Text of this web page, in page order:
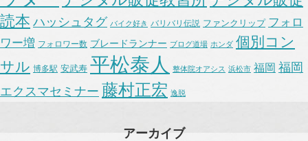
読本 ハッシュタグ バイク好き バリバリ伝説 ファンクリップ フォロ
ワー増 フォロワー数 ブレードランナー ブログ道場 ホンダ 個別コン
サル 博多駅 安武寿 平松泰人 整体院オアシス 浜松市 福岡 福岡
エクスマセミナー 藤村正宏 逸脱
アーカイブ